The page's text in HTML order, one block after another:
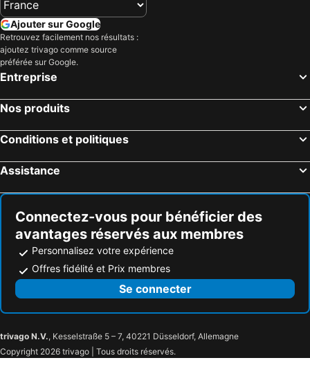
Ajouter sur Google
Retrouvez facilement nos résultats :
ajoutez trivago comme source
préférée sur Google.
Entreprise
Nos produits
Conditions et politiques
Assistance
Connectez-vous pour bénéficier des
avantages réservés aux membres
Personnalisez votre expérience
Offres fidélité et Prix membres
Se connecter
trivago N.V., Kesselstraße 5 – 7, 40221 Düsseldorf, Allemagne
Copyright 2026 trivago | Tous droits réservés.